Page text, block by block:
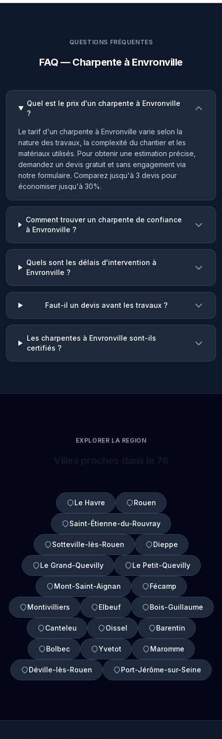
QUESTIONS FRÉQUENTES
FAQ — Charpente à Envronville
Quel est le prix d'un charpente à Envronville
?
Le tarif d'un charpente à Envronville varie selon la
nature des travaux, la complexité du chantier et les
matériaux utilisés. Pour obtenir une estimation précise,
demandez un devis gratuit et sans engagement via
notre formulaire. Comparez jusqu'à 3 devis pour
économiser jusqu'à 30%.
Comment trouver un charpente de confiance
à Envronville ?
Quels sont les délais d'intervention à
Envronville ?
Faut-il un devis avant les travaux ?
Les charpentes à Envronville sont-ils
certifiés ?
EXPLORER LA REGION
Le Havre Rouen
Saint-Étienne-du-Rouvray
Sotteville-lès-Rouen Dieppe
Le Grand-Quevilly Le Petit-Quevilly
Mont-Saint-Aignan Fécamp
Montivilliers Elbeuf Bois-Guillaume
Canteleu Oissel Barentin
Bolbec Yvetot Maromme
Déville-lès-Rouen Port-Jérôme-sur-Seine